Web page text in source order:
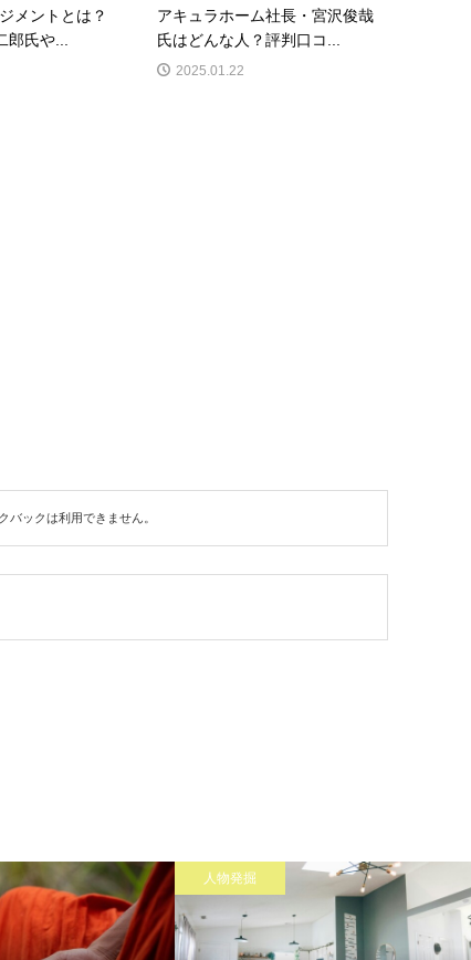
メントとは？
郎氏や...
アキュラホーム社長・宮沢俊哉
氏はどんな人？評判口コ...
2025.01.22
バックは利用できません。
人物発掘